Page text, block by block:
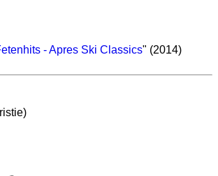
- Apres Ski Classics" (2014)